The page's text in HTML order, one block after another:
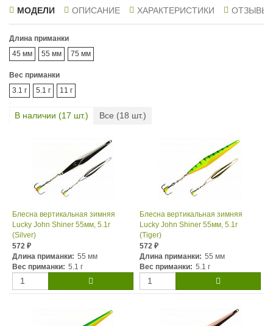
МОДЕЛИ ОПИСАНИЕ ХАРАКТЕРИСТИКИ ОТЗЫВЫ
Длина приманки
45 мм
55 мм 75 мм
Вес приманки
3.1 г
5.1 г 11 г
В наличии (17 шт.) Все (18 шт.)
Блесна вертикальная зимняя
Lucky John Shiner 55мм, 5.1г
(Silver)
572 ₽
Длина приманки: 55 мм
Вес приманки: 5.1 г
Блесна вертикальная зимняя
Lucky John Shiner 55мм, 5.1г
(Tiger)
572 ₽
Длина приманки: 55 мм
Вес приманки: 5.1 г